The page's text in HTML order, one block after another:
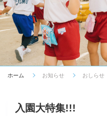
ホーム お知らせ おしらせ
入園大特集!!!